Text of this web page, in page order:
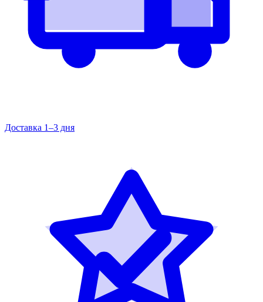
Доставка 1–3 дня